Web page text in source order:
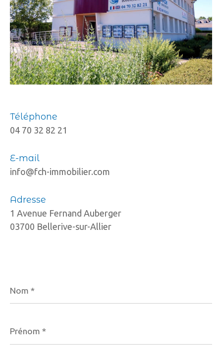
Téléphone
04 70 32 82 21
E-mail
info@fch-immobilier.com
Adresse
1 Avenue Fernand Auberger
03700 Bellerive-sur-Allier
*
*